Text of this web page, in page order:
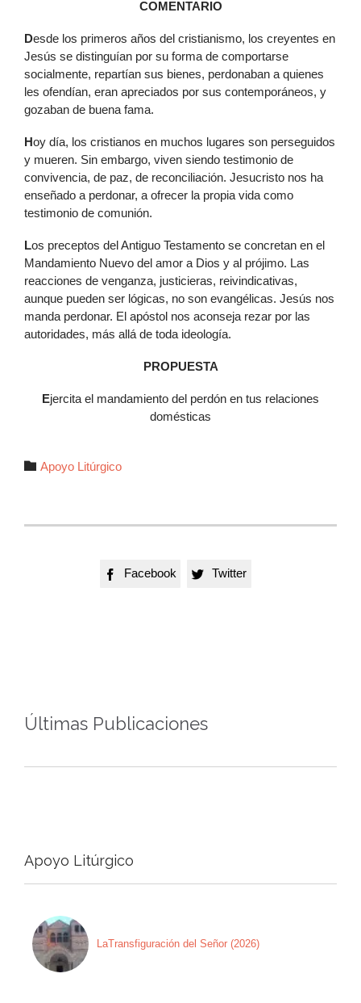
COMENTARIO
Desde los primeros años del cristianismo, los creyentes en
Jesús se distinguían por su forma de comportarse
socialmente, repartían sus bienes, perdonaban a quienes
les ofendían, eran apreciados por sus contemporáneos, y
gozaban de buena fama.
Hoy día, los cristianos en muchos lugares son perseguidos
y mueren. Sin embargo, viven siendo testimonio de
convivencia, de paz, de reconciliación. Jesucristo nos ha
enseñado a perdonar, a ofrecer la propia vida como
testimonio de comunión.
Los preceptos del Antiguo Testamento se concretan en el
Mandamiento Nuevo del amor a Dios y al prójimo. Las
reacciones de venganza, justicieras, reivindicativas,
aunque pueden ser lógicas, no son evangélicas. Jesús nos
manda perdonar. El apóstol nos aconseja rezar por las
autoridades, más allá de toda ideología.
PROPUESTA
Ejercita el mandamiento del perdón en tus relaciones
domésticas
 Autor
Apoyo Litúrgico
 Facebook  Twitter
Últimas Publicaciones
Apoyo Litúrgico
LaTransfiguración del Señor (2026)